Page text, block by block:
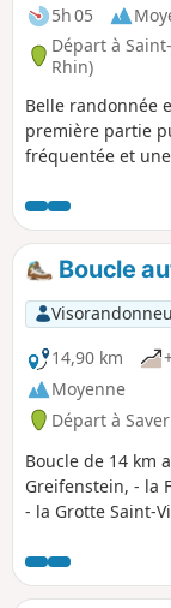
5h 05
Départ à
Rhin)
Belle randonnée
première partie
fréquentée et
Boucle
14,90 km
Moyenne
Départ à
Boucle de 14 km
Greifenstein, - la
- la Grotte Saint-